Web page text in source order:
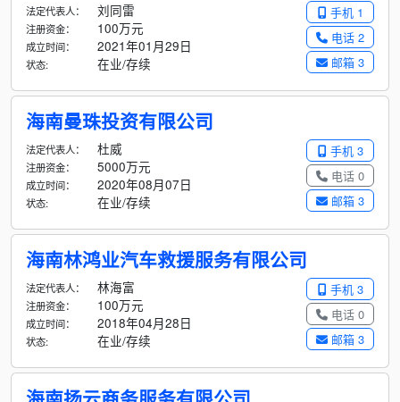
手机 1
电话 2
邮箱 3
法定代表人： 刘同雷
注册资金： 100万元
成立时间： 2021年01月29日
状态: 在业/存续
海南曼珠投资有限公司
手机 3
电话 0
邮箱 3
法定代表人： 杜威
注册资金： 5000万元
成立时间： 2020年08月07日
状态: 在业/存续
海南林鸿业汽车救援服务有限公司
手机 3
电话 0
邮箱 3
法定代表人： 林海富
注册资金： 100万元
成立时间： 2018年04月28日
状态: 在业/存续